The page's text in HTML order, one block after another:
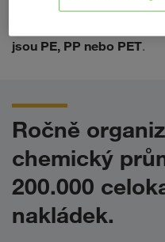
jsou PE, PP nebo PET.
Ročně
chemický
200.000
nakládek.